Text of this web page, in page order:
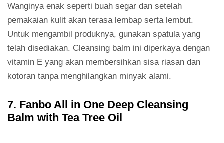
Wanginya enak seperti buah segar dan setelah
pemakaian kulit akan terasa lembap serta lembut.
Untuk mengambil produknya, gunakan spatula yang
telah disediakan. Cleansing balm ini diperkaya dengan
vitamin E yang akan membersihkan sisa riasan dan
kotoran tanpa menghilangkan minyak alami.
7. Fanbo All in One Deep Cleansing
Balm with Tea Tree Oil